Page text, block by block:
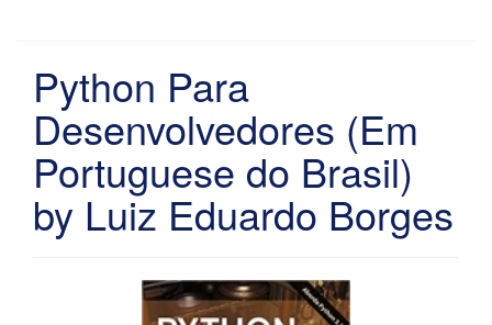
Python Para
Desenvolvedores (Em
Portuguese do Brasil)
by Luiz Eduardo Borges